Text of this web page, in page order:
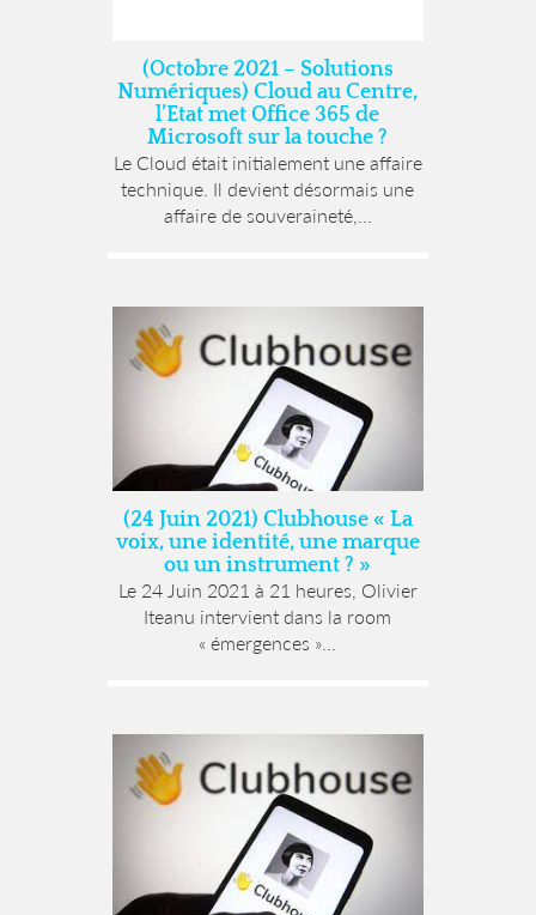
(Octobre 2021 – Solutions
Numériques) Cloud au Centre,
l’Etat met Office 365 de
Microsoft sur la touche ?
Le Cloud était initialement une affaire
technique. Il devient désormais une
affaire de souveraineté,...
(24 Juin 2021) Clubhouse « La
voix, une identité, une marque
ou un instrument ? »
Le 24 Juin 2021 à 21 heures, Olivier
Iteanu intervient dans la room
« émergences »...